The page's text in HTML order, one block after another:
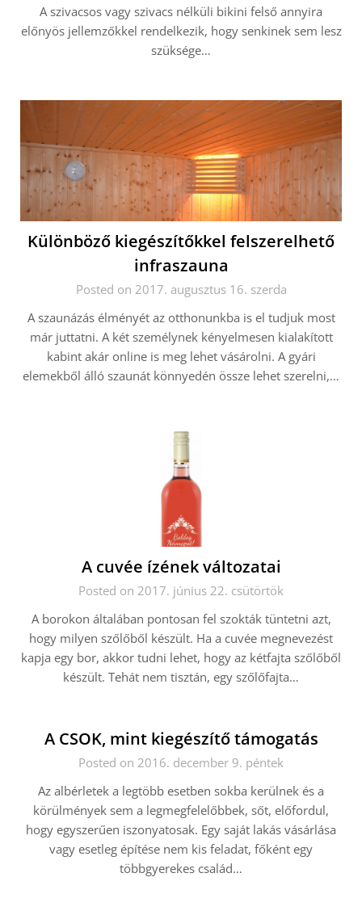
A szivacsos vagy szivacs nélküli bikini felső annyira
előnyös jellemzőkkel rendelkezik, hogy senkinek sem lesz
szüksége…
Különböző kiegészítőkkel felszerelhető
infraszauna
Posted on 2017. augusztus 16. szerda
A szaunázás élményét az otthonunkba is el tudjuk most
már juttatni. A két személynek kényelmesen kialakított
kabint akár online is meg lehet vásárolni. A gyári
elemekből álló szaunát könnyedén össze lehet szerelni,…
A cuvée ízének változatai
Posted on 2017. június 22. csütörtök
A borokon általában pontosan fel szokták tüntetni azt,
hogy milyen szőlőből készült. Ha a cuvée megnevezést
kapja egy bor, akkor tudni lehet, hogy az kétfajta szőlőből
készült. Tehát nem tisztán, egy szőlőfajta…
A CSOK, mint kiegészítő támogatás
Posted on 2016. december 9. péntek
Az albérletek a legtöbb esetben sokba kerülnek és a
körülmények sem a legmegfelelőbbek, sőt, előfordul,
hogy egyszerűen iszonyatosak. Egy saját lakás vásárlása
vagy esetleg építése nem kis feladat, főként egy
többgyerekes család…